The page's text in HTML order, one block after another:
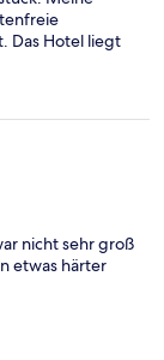
Das Hotel liegt
renoviert,
Schwimmbad
vom Hotel
Essens-
nicht sehr groß
etwas härter